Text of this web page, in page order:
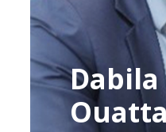
Dabila